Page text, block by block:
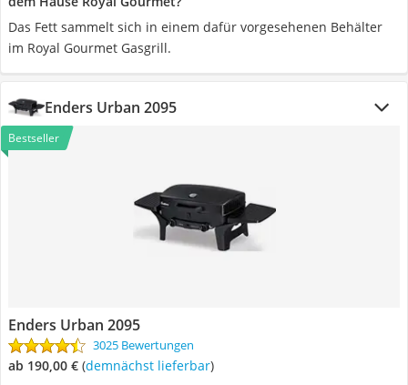
Das Fett sammelt sich in einem dafür vorgesehenen Behälter
im Royal Gourmet Gasgrill.
Enders Urban 2095
Bestseller
Enders Urban 2095
3025 Bewertungen
ab 190,00 € ( Demnächst lieferbar)